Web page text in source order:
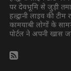
पर देवभूमि से जुड़ी
हल्द्वानी लाइव की
कामयाबी लोगों के
पोर्टल ने अपनी खास